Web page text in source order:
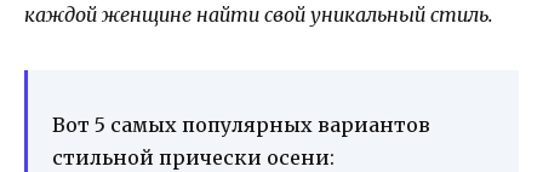
каждой женщине найти свой уникальный стиль.
Вот 5 самых популярных вариантов
стильной прически осени: